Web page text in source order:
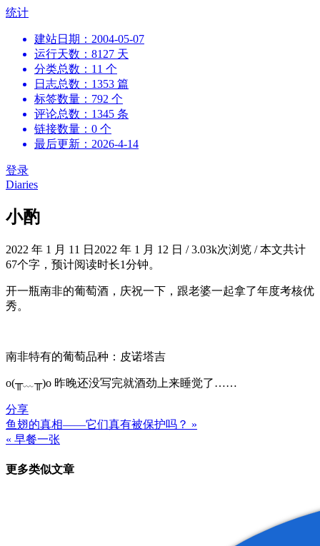
跳
统计
建站日期：2004-05-07
运行天数：8127 天
分类总数：11 个
日志总数：1353 篇
标签数量：792 个
评论总数：1345 条
链接数量：0 个
最后更新：2026-4-14
登录
Diaries
小酌
2022 年 1 月 11 日 2022 年 1 月 12 日 /3.03k次浏览 /本文共计
67个字，预计阅读时长1分钟。
开一瓶南非的葡萄酒，庆祝一下，跟老婆一起拿了年度考核优
秀。
南非特有的葡萄品种：皮诺塔吉
o(╥﹏╥)o 昨晚还没写完就酒劲上来睡觉了……
分享
文
章
导
鱼翅的真相——它们真有被保护吗？ »
« 早餐一张
更多类似文章